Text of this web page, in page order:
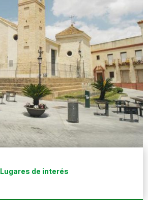
Lugares de interés